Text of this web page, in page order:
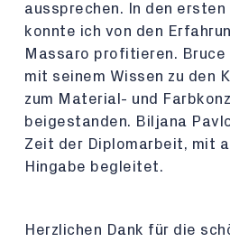
aussprechen. In den
konnte ich von den
Massaro profitieren. Bruce
mit seinem Wissen zu den
zum Material- und
beigestanden. Biljana
Zeit der Diplomarbeit, mit
Hingabe begleitet.
Herzlichen Dank für die